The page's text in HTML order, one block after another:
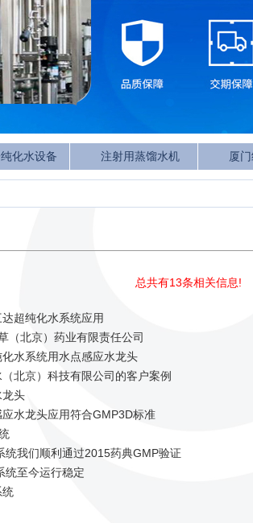
化水设备 注射用蒸馏水机 厦
总共有13条相关信息!
超纯化水系统应用
（北京）药业有限责任公司
水系统用水点感应水龙头
北京）科技有限公司的客户案例
头
水龙头应用符合GMP3D标准
我们顺利通过2015药典GMP验证
统至今运行稳定